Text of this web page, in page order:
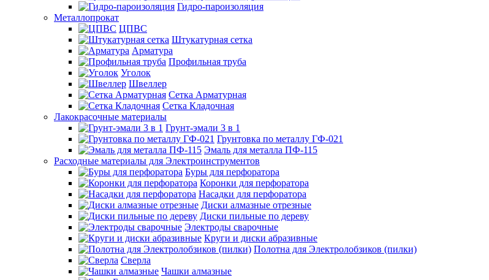
Гидро-пароизоляция
Металлопрокат
ЦПВС
Штукатурная сетка
Арматура
Профильная труба
Уголок
Швеллер
Сетка Арматурная
Сетка Кладочная
Лакокрасочные материалы
Грунт-эмали 3 в 1
Грунтовка по металлу ГФ-021
Эмаль для металла ПФ-115
Расходные материалы для Электроинструментов
Буры для перфоратора
Коронки для перфоратора
Насадки для перфоратора
Диски алмазные отрезные
Диски пильные по дереву
Электроды сварочные
Круги и диски абразивные
Полотна для Электролобзиков (пилки)
Сверла
Чашки алмазные